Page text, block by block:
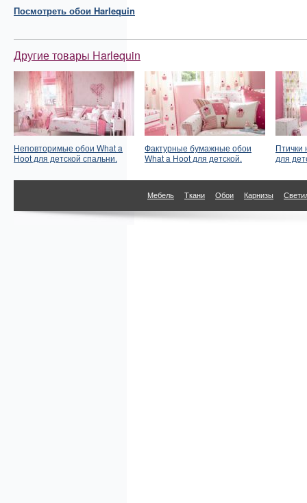
Посмотреть обои Harlequin
Другие товары Harlequin
Неповторимые обои What a
Hoot для детской спальни.
Фактурные бумажные обои
What a Hoot для детской.
Птички
для
Мебель Ткани Обои Карнизы